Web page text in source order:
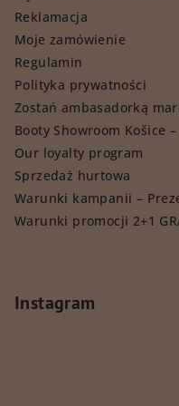
Reklamacja
Moje zamówienie
Regulamin
Polityka prywatności
Zostań ambasadorką
Booty Showroom Košice
Our loyalty program
Sprzedaż hurtowa
Warunki kampanii –
Warunki promocji 2+1
Instagram